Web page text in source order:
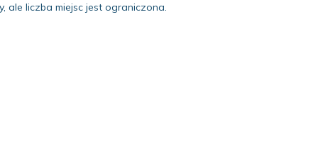
ale liczba miejsc jest ograniczona.